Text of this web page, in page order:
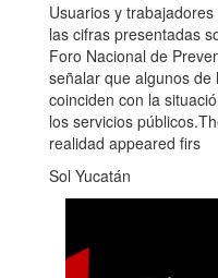
Usuarios y
las cifras presentadas
Foro Nacional de
señalar que algunos
coinciden con la
los servicios
realidad appeared firs
Sol Yucatán